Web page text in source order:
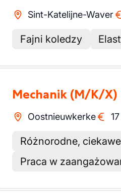
Sint-Katelijne-Waver
Fajni koledzy
Mechanik (M/K/X)
Oostnieuwkerke 17
Różnorodne,
Praca w